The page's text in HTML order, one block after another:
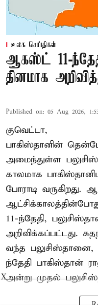
உலக செய்திகள்
ஆகஸ்ட் 11-
தினமாக
Published on: 05 Aug 2026,
குவெட்டா,
பாகிஸ்தானின்
அமைந்துள்ள
காலமாக
போராடி வருகிறது.
11-ந்தேதி,
அறிவிக்கப்பட்டது.
வந்த பலுசிஸ்தானை,
ந்தேதி பாகிஸ்தான்
அன்று முதல்
X